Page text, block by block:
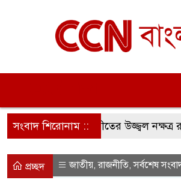
সংবাদ শিরোনাম ::সংগীতের উজ্জ্বল নক্ষত্র রুনা
প্রচ্ছদ জাতীয়,রাজনীতি,সর্বশেষ